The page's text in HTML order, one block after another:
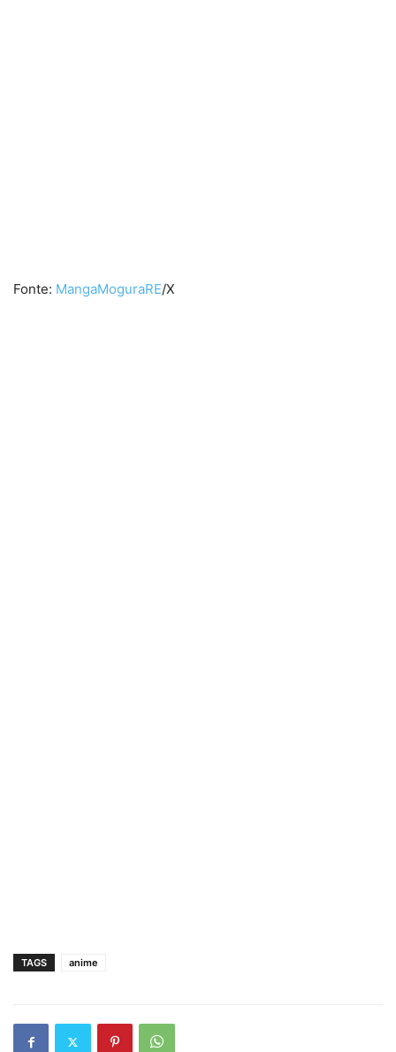
Fonte: MangaMoguraRE/X
TAGS anime